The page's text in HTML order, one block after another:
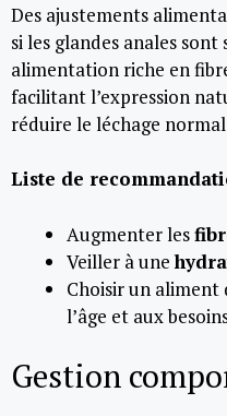
Des ajustements
si les glandes anales
alimentation riche en
facilitant l’expression
réduire le léchage
Liste de
Augmenter les
Veiller à une
Choisir un aliment
l’âge et aux
Gestion